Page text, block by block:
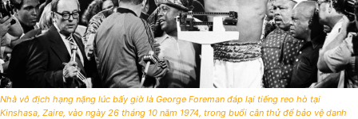
Nhà vô địch hạng nặng lúc bấy giờ là George Foreman đáp lại tiếng reo hò tại
Kinshasa, Zaire, vào ngày 26 tháng 10 năm 1974, trong buổi cân thử để bảo vệ danh